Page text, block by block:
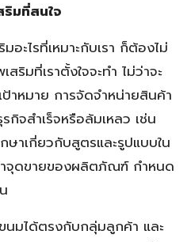
มที่สนใจ
อะไรที่เหมาะกับเรา ก็ต้องไม่
ริมที่เราตั้งใจจะทำ ไม่ว่าจะ
าหมาย การจัดจำหน่ายสินค้า
กิจสำเร็จหรือล้มเหลว เช่น
ษาเกี่ยวกับสูตรและรูปแบบใน
าจุดขายของผลิตภัณฑ์ กำหนด
นมได้ตรงกับกลุ่มลูกค้า และ